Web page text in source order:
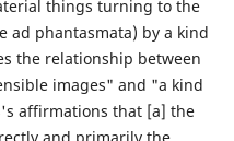
things turning to the
ad phantasmata) by a kind
the relationship between
images" and "a kind
affirmations that [a] the